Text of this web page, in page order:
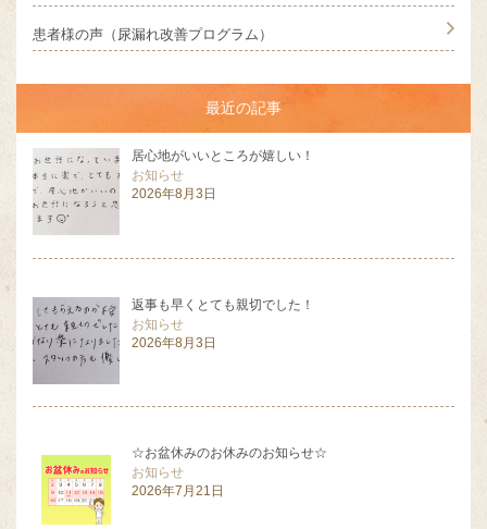
患者様の声（尿漏れ改善プログラム）
最近の記事
居心地がいいところが嬉しい！
お知らせ
2026年8月3日
返事も早くとても親切でした！
お知らせ
2026年8月3日
☆お盆休みのお休みのお知らせ☆
お知らせ
2026年7月21日